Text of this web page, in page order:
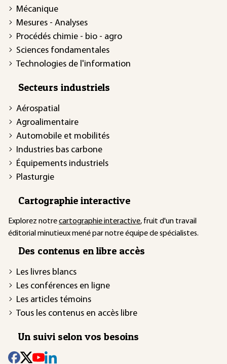
Mécanique
Mesures - Analyses
Procédés chimie - bio - agro
Sciences fondamentales
Technologies de l'information
Secteurs industriels
Aérospatial
Agroalimentaire
Automobile et mobilités
Industries bas carbone
Équipements industriels
Plasturgie
Cartographie interactive
Explorez notrecartographie interactive, fruit d'un travail
éditorial minutieux mené par notre équipe de spécialistes.
Des contenus en libre accès
Les livres blancs
Les conférences en ligne
Les articles témoins
Tous les contenus en accès libre
Un suivi selon vos besoins